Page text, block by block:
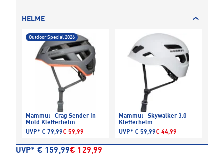
HELME
Outdoor Special 2026
Mammut · Crag Sender In
Mold Kletterhelm
UVP* € 79,99€ 59,99
Mammut · Skywalker 3.0
Kletterhelm
UVP* € 59,99€ 44,99
UVP* € 159,99€ 129,99